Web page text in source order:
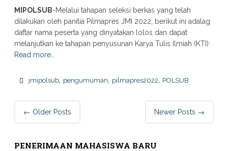
MIPOLSUB-Melalui tahapan seleksi berkas yang telah
dilakukan oleh panitia Pilmapres JMI 2022, berikut ini adalag
daftar nama peserta yang dinyatakan lolos dan dapat
melanjutkan ke tahapan penyusunan Karya Tulis Ilmiah (KTI):
Read more…
jmipolsub, pengumuman pilmapres2022 POLSUB
Post
navigation
← Older Posts Newer Posts →
PENERIMAAN MAHASISWA BARU